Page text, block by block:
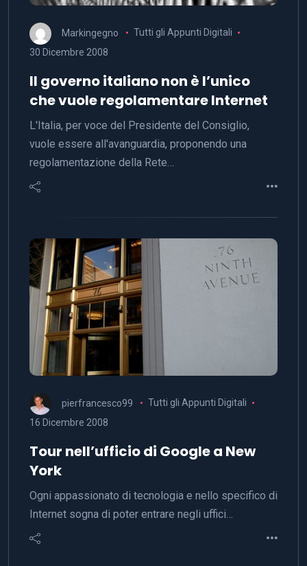
Markingegno
Tutti gli Appunti Digitali
30 Dicembre 2008
Il governo italiano non è l’unico
che vuole regolamentare Internet
L'Italia, per voce del Presidente del Consiglio,
vuole essere all'avanguardia, proponendo una
regolamentazione della Rete…
pierfrancesco99
Tutti gli Appunti Digitali
16 Dicembre 2008
Tour nell’ufficio di Google a New
York
Ogni appassionato di tecnologia e nello specifico di
Internet sogna di poter entrare negli uffici…